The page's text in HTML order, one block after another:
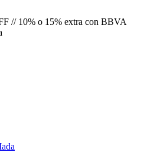
// 10% o 15% extra con BBVA